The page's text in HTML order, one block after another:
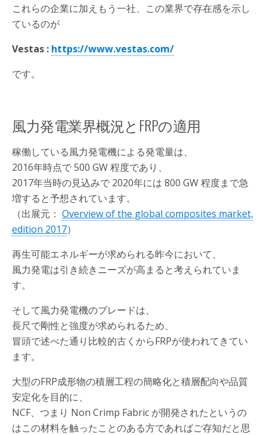
これらの企業に加えもう一社、この業界で存在感を示し
ているのが
Vestas : https://www.vestas.com/
です。
風力発電業界概況とFRPの適用
稼働している風力発電機による発電量は、
2016年時点で 500 GW 程度であり、
2017年当時の見込みで 2020年には 800 GW 程度まで急
増すると予想されています。
（出展元： Overview of the global composites market,
edition 2017）
再生可能エネルギーが求められる昨今において、
風力発電は引き続きニーズが高まると考えられていま
す。
そして風力発電機のブレードは、
長尺で剛性と強度が求められるため、
冒頭で述べた通り比較的古くからFRPが使われてきてい
ます。
大型のFRP成形物の積層工程の簡略化と積層配向や品質
安定化を目的に、
NCF、つまり Non Crimp Fabric が開発されたというの
はこの材料を触ったことのある方であればご存知だと思